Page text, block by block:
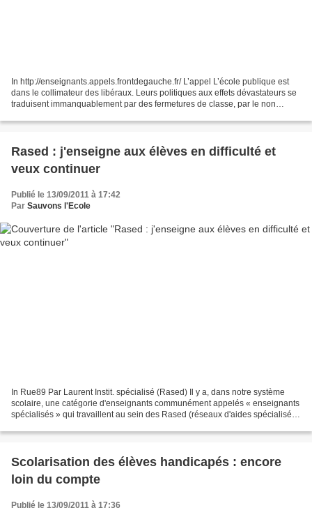
In http://enseignants.appels.frontdegauche.fr/ L’appel L’école publique est
dans le collimateur des libéraux. Leurs politiques aux effets dévastateurs se
traduisent immanquablement par des fermetures de classe, par le non
Rased : j'enseigne aux élèves en difficulté et
veux continuer
Publié le 13/09/2011 à 17:42
Par Sauvons l'Ecole
In Rue89 Par Laurent Instit. spécialisé (Rased) Il y a, dans notre système
scolaire, une catégorie d'enseignants communément appelés « enseignants
spécialisés » qui travaillent au sein des Rased (réseaux d'aides spécialisées
Scolarisation des élèves handicapés : encore
loin du compte
Publié le 13/09/2011 à 17:36